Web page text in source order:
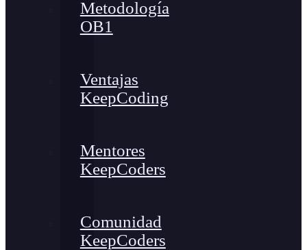
Metodología
OB1
Ventajas
KeepCoding
Mentores
KeepCoders
Comunidad
KeepCoders